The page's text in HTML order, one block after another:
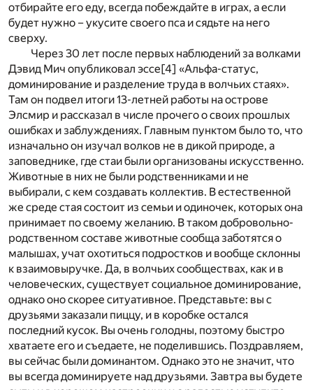
отбирайте его еду, всегда побеждайте в играх, а если
будет нужно – укусите своего пса и сядьте на него
сверху.
Через 30 лет после первых наблюдений за волками
Дэвид Мич опубликовал эссе [4] «Альфа-статус,
доминирование и разделение труда в волчьих стаях».
Там он подвел итоги 13-летней работы на острове
Элсмир и рассказал в числе прочего о своих прошлых
ошибках и заблуждениях. Главным пунктом было то, что
изначально он изучал волков не в дикой природе, а
заповеднике, где стаи были организованы искусственно.
Животные в них не были родственниками и не
выбирали, с кем создавать коллектив. В естественной
же среде стая состоит из семьи и одиночек, которых она
принимает по своему желанию. В таком добровольно-
родственном составе животные сообща заботятся о
малышах, учат охотиться подростков и вообще склонны
к взаимовыручке. Да, в волчьих сообществах, как и в
человеческих, существует социальное доминирование,
однако оно скорее ситуативное. Представьте: вы с
друзьями заказали пиццу, и в коробке остался
последний кусок. Вы очень голодны, поэтому быстро
хватаете его и съедаете, не поделившись. Поздравляем,
вы сейчас были доминантом. Однако это не значит, что
вы всегда доминируете над друзьями. Завтра вы будете